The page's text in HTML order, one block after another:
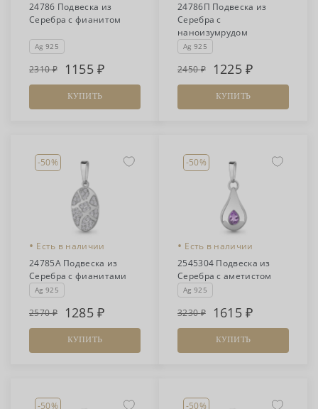
24786 Подвеска из
Серебра с фианитом
Ag 925
2310 1155
КУПИТЬ
24786П Подвеска из
Серебра с
наноизумрудом
Ag 925
2450 1225
КУПИТЬ
-50%
• Есть в наличии
24785А Подвеска из
Серебра с фианитами
Ag 925
2570 1285
КУПИТЬ
-50%
• Есть в наличии
2545304 Подвеска из
Серебра с аметистом
Ag 925
3230 1615
КУПИТЬ
-50% -50%